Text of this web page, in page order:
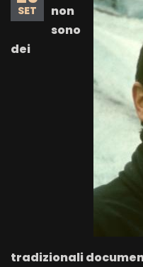
SET
non
sono
dei
tradizionali